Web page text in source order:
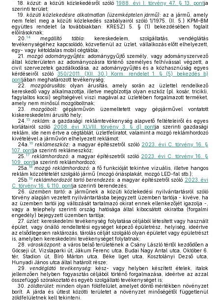
18.
közút: a közúti közlekedésről szóló1988. évi I. törvény 47. § 13. pontja
szerinti terület;
19.
közúti közlekedésre alkalmatlan (üzemképtelen jármű): az a jármű, amely
nem felel meg a közúti közlekedés szabályairól szóló 1/1975. (II. 5.) KPM–BM
együttes rendelet (a továbbiakban: KRESZ) 5. § (1) bekezdésében foglalt
előírásoknak;
20. 14 megállító tábla:kereskedelem, szolgáltatás, vendéglátás
tevékenységéhez kapcsolódó, közvetlenül az üzlet, vállalkozás előtt elhelyezett,
egy- vagy kétoldalas mobil cégtábla;
21.
mozgó adománygyűjtés: adománygyűjtő személy, vagy adományszervező
által közterületen az adományozásra történő személyes felhívással végzett, a
civil szervezetek gazdálkodása, az adománygyűjtés és a közhasznúság egyes
kérdéseiről szóló 350/2011. (XII. 30.) Korm. rendelet 1. § (5) bekezdés b)
pontjában meghatározott tevékenység;
22.
mozgóárusítás:olyan árusítás, amely során az üzlettel rendelkező
kereskedő vagy alkalmazottja, illetve megbízottja olyan eszköz (pl. kosár, tricikli,
fagylaltos kocsi) segítségével viszi magával az üzletében forgalmazott terméket,
amely nem minősül mozgóboltnak;
23.
mozgóbolt:gépjárművön üzemeltetett vagy gépjárművel vontatott
kiskereskedelmi árusító hely;
24. 15 reklám:a gazdasági reklámtevékenység alapvető feltételeiről és egyes
korlátairól szóló 2008. évi XLVIII. törvény 3. § d) pontja szerinti gazdasági
reklám, ide nem értve a cégtáblát, üzletfeliratot, valamint a mozgó reklámhordozó
kivételével a járművön elhelyezett reklámot;
24a. 16 reklámeszköz: a magyar építészetről szóló 2023. évi C. törvény 16. §
107. pontja szerinti reklámeszköz;
25. 17 reklámhordozó:a magyar építészetről szóló 2023. évi C. törvény 16. §
109. pontja szerinti reklámhordozó;
25a. 18 mozgó reklámhordozó: a fő funkcióját tekintve vizuális, illetve hangos
reklám közzétételét szolgáló jármű (mozgó óriásplakát, mozgó LED-fal stb.);
25b. 19 reklámhordozót tartó berendezés: a magyar építészetről szóló 2023. évi
C. törvény 16. § 110. pontja szerinti berendezés;
26.
üzemben tartó:a járműnek a közúti közlekedési nyilvántartásról szóló
törvény alapján vezetett nyilvántartásba bejegyzett üzemben tartója - kivéve, ha
az üzemben tartói jog változását tartalmazó okirat ennek ellenkezőjét igazolja -,
vagy a telephely szerinti ország hatósága által kibocsátott okiratba (forgalmi
engedély) bejegyzett üzemben tartója;
27. üzlet: kereskedelmi tevékenység folytatása céljából létesített vagy használt
épület, vagy önálló rendeltetési egységet képező épületrész, helyiség, ideértve
az elsődlegesen raktározás, tárolás célját szolgáló olyan épületet vagy épületrészt
is, amelyben kereskedelmi tevékenységet folytatnak;
28.
városközpont: a város belső területének a Csány László tértől kezdődően a
Göcseji út, Vizslaparki út, Jákum Ferenc utca, Budai Nagy Antal utca, Október 6.
tér, Stadion út, Bíró Márton utca, Béke liget utca, Kosztolányi Dezső utca,
Hunyadi János utca által határolt része;
29.
vendéglátó tevékenység:kész- vagy helyben készített ételek, italok
jellemzően helyben fogyasztás céljából történő forgalmazása, ideértve az azzal
összefüggő szórakoztató és egyéb szolgáltató tevékenységet is;
30.
zöldterület:minden olyan földfelület, amelyet döntő mértékben növényzet
borít. A járda és úttest közötti területet a növényzet minőségétől függetlenül
zöldfelületnek kell tekinteni.